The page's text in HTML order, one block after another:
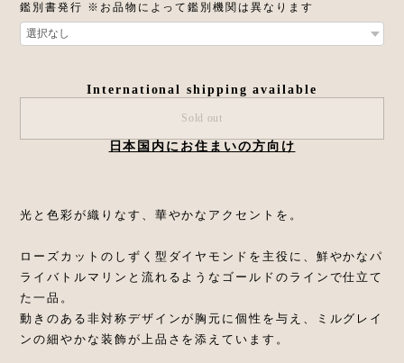
鑑別書発行 ※お品物によって鑑別機関は異なります
International shipping available
Sold out
日本国内にお住まいの方向け
光と色彩が織りなす、華やかなアクセントを。
ローズカットのしずく型ダイヤモンドを主役に、鮮やかなパ
ライバトルマリンと流れるようなゴールドのラインで仕立て
た一品。
動きのある非対称デザインが胸元に個性を与え、ミルグレイ
ンの細やかな装飾が上品さを添えています。